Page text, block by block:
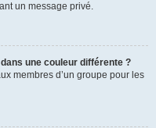
un message privé.
une couleur différente ?
membres d’un groupe pour les